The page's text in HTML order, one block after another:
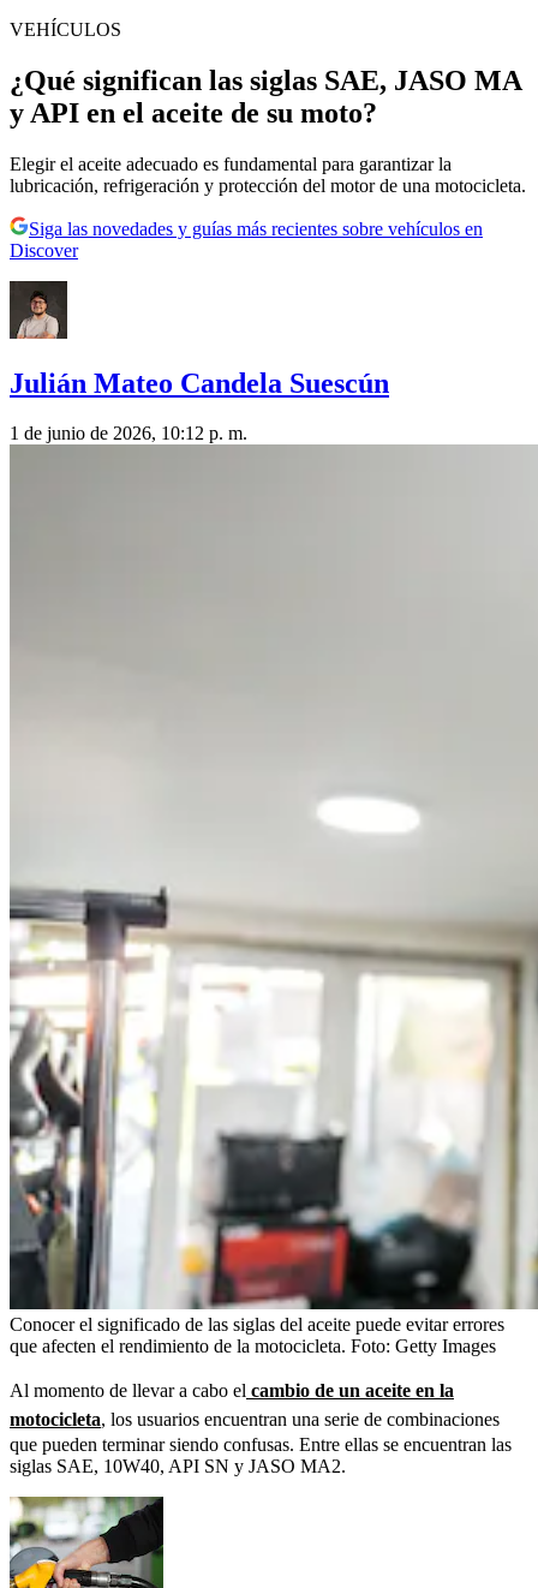
VEHÍCULOS
¿Qué significan las siglas SAE, JASO MA
y API en el aceite de su moto?
Elegir el aceite adecuado es fundamental para garantizar la
lubricación, refrigeración y protección del motor de una motocicleta.
Siga las novedades y guías más recientes sobre vehículos en
Discover
Julián Mateo Candela Suescún
1 de junio de 2026, 10:12 p. m.
Conocer el significado de las siglas del aceite puede evitar errores
que afecten el rendimiento de la motocicleta. Foto: Getty Images
Al momento de llevar a cabo el cambio de un aceite en la
motocicleta, los usuarios encuentran una serie de combinaciones
que pueden terminar siendo confusas. Entre ellas se encuentran las
siglas SAE, 10W40, API SN y JASO MA2.